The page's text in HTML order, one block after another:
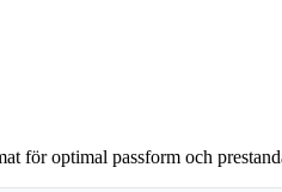
för optimal passform och